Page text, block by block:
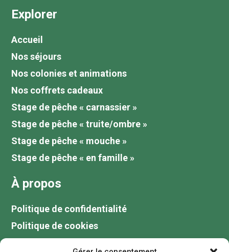
Explorer
Accueil
Nos séjours
Nos colonies et animations
Nos coffrets cadeaux
Stage de pêche « carnassier »
Stage de pêche « truite/ombre »
Stage de pêche « mouche »
Stage de pêche « en famille »
À propos
Politique de confidentialité
Politique de cookies